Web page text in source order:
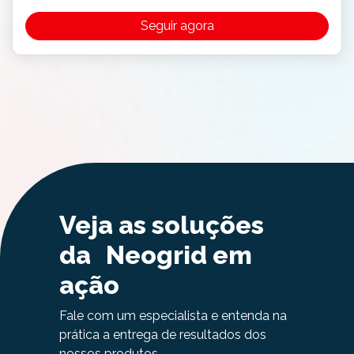
Seguir agora
Veja as soluções
da Neogrid em
ação
Fale com um especialista e entenda na
prática a entrega de resultados dos